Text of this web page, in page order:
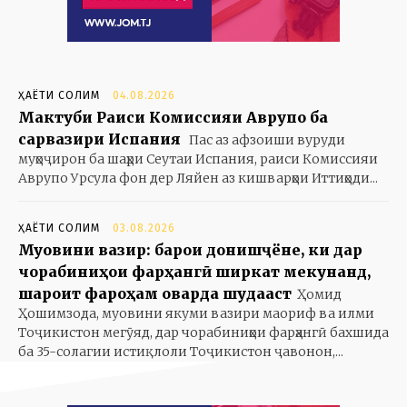
ҲАЁТИ СОЛИМ 04.08.2026
Мактуби Раиси Комиссияи Аврупо ба
сарвазири Испания Пас аз афзоиши вуруди
муҳоҷирон ба шаҳри Сеутаи Испания, раиси Комиссияи
Аврупо Урсула фон дер Ляйен аз кишварҳои Иттиҳоди...
ҲАЁТИ СОЛИМ 03.08.2026
Муовини вазир: барои донишҷӯёне, ки дар
чорабиниҳои фарҳангӣ ширкат мекунанд,
шароит фароҳам оварда шудааст Ҳомид
Ҳошимзода, муовини якуми вазири маориф ва илми
Тоҷикистон мегӯяд, дар чорабиниҳои фарҳангӣ бахшида
ба 35-солагии истиқлоли Тоҷикистон ҷавонон,...